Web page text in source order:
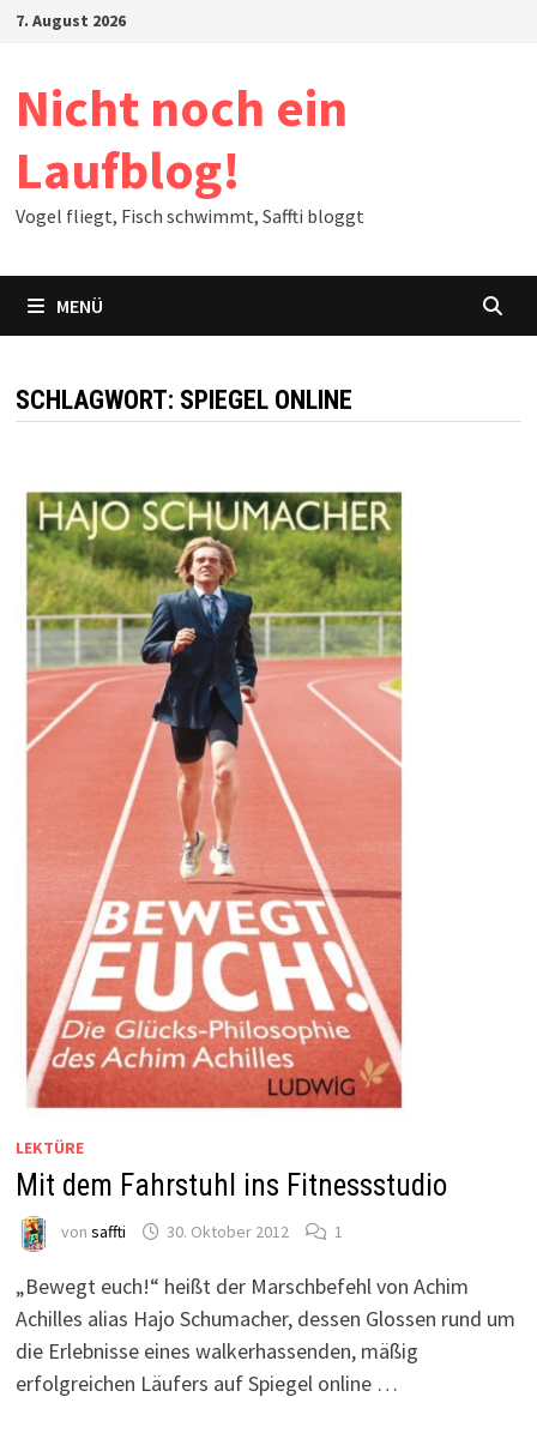
Zum7. August 2026
Nicht noch ein
Laufblog!
Vogel fliegt, Fisch schwimmt, Saffti bloggt
MENÜ
SCHLAGWORT: SPIEGEL ONLINE
LEKTÜRE
Mit dem Fahrstuhl ins Fitnessstudio
von saffti 30. Oktober 2012 1
„Bewegt euch!“ heißt der Marschbefehl von Achim
Achilles alias Hajo Schumacher, dessen Glossen rund um
die Erlebnisse eines walkerhassenden, mäßig
erfolgreichen Läufers auf Spiegel online …